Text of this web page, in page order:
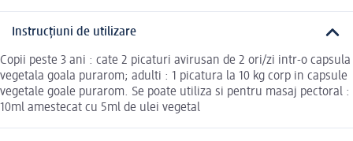
Instrucțiuni de utilizare
Copii peste 3 ani : cate 2 picaturi avirusan de 2 ori/zi intr-o capsula
vegetala goala purarom; adulti : 1 picatura la 10 kg corp in capsule
vegetale goale purarom. Se poate utiliza si pentru masaj pectoral :
10ml amestecat cu 5ml de ulei vegetal